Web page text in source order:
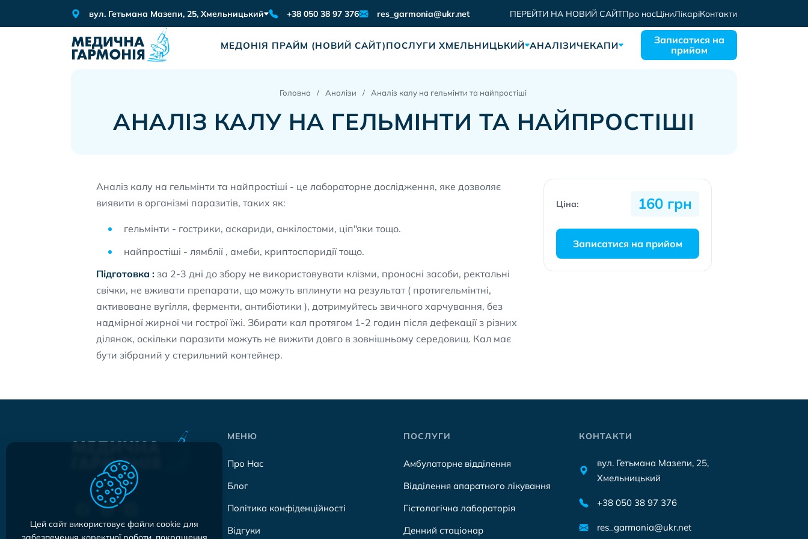
вул. Гетьмана Мазепи, 25, Хмельницький +38 050 38 97 376 res_garmonia@ukr.net ПЕРЕЙТИ НА НОВИЙ САЙТПро насЦіниЛікаріКонтакти
МЕДОНІЯ ПРАЙМ (НОВИЙ САЙТ)ПОСЛУГИ ХМЕЛЬНИЦЬКИЙ АНАЛІЗИЧЕКАПИ
Записатися на
прийом
Головна Аналізи Аналіз калу на гельмінти та найпростіші
АНАЛІЗ КАЛУ НА ГЕЛЬМІНТИ ТА НАЙПРОСТІШІ
Аналіз калу на гельмінти та найпростіші - це лабораторне дослідження, яке дозволяє
виявити в організмі паразитів, таких як:
гельмінти - гострики, аскариди, анкілостоми, ціп"яки тощо.
найпростіші - лямблії , амеби, криптоспоридії тощо.
Підготовка : за 2-3 дні до збору не використовувати клізми, проносні засоби, ректальні
свічки, не вживати препарати, що можуть вплинути на результат ( протигельмінтні,
активоване вугілля, ферменти, антибіотики ), дотримуйтесь звичного харчування, без
надмірної жирної чи гострої їжі. Збирати кал протягом 1-2 годин після дефекації з різних
ділянок, оскільки паразити можуть не вижити довго в зовнішньому середовищ. Кал має
бути зібраний у стерильний контейнер.
Ціна: 160 грн
Записатися на прийом
МЕНЮ
Про Нас
Блог
Політика конфіденційності
Відгуки
ПОСЛУГИ
Амбулаторне відділення
Відділення апаратного лікування
Гістологічна лабораторія
Денний стаціонар
КОНТАКТИ
вул. Гетьмана Мазепи, 25,
Хмельницький
+38 050 38 97 376
res_garmonia@ukr.net
Цей сайт використовує файли cookie для